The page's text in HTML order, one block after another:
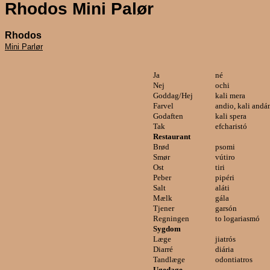
Rhodos Mini Palør
Rhodos
Mini Parlør
Ja
Nej
Goddag/Hej
Farvel
Godaften
Tak
né
ochi
kali mera
andio, kali
kali spera
efcharistó
Restaurant
Brød
Smør
Ost
Peber
Salt
Mælk
Tjener
Regningen
psomi
vútiro
tiri
pipéri
aláti
gála
garsón
to logariasmó
Sygdom
Læge
Diarré
Tandlæge
jiatrós
diária
odontiatros